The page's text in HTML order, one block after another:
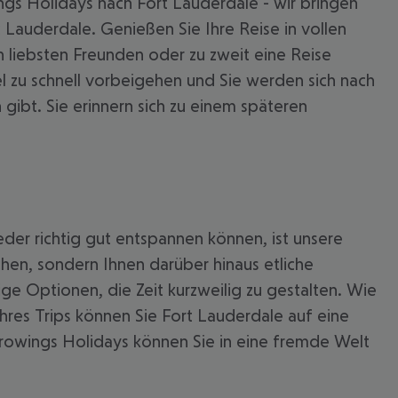
Genießen Sie Ihre Reise in vollen
Freunden oder zu zweit eine Reise
schnell vorbeigehen und Sie werden sich nach
Sie erinnern sich zu einem späteren
richtig gut entspannen können, ist unsere
sondern Ihnen darüber hinaus etliche
Optionen, die Zeit kurzweilig zu gestalten. Wie
Trips können Sie Fort Lauderdale auf eine
Holidays können Sie in eine fremde Welt